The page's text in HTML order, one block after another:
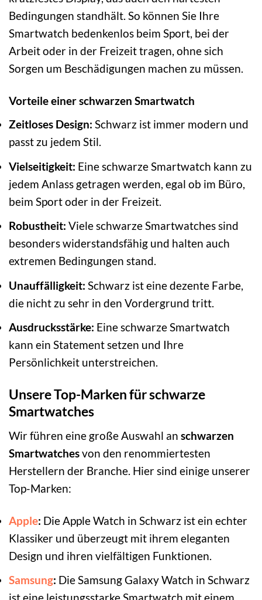
Bedingungen standhält. So können Sie Ihre
Smartwatch bedenkenlos beim Sport, bei der
Arbeit oder in der Freizeit tragen, ohne sich
Sorgen um Beschädigungen machen zu müssen.
Vorteile einer schwarzen Smartwatch
Zeitloses Design: Schwarz ist immer modern und
passt zu jedem Stil.
Vielseitigkeit: Eine schwarze Smartwatch kann zu
jedem Anlass getragen werden, egal ob im Büro,
beim Sport oder in der Freizeit.
Robustheit: Viele schwarze Smartwatches sind
besonders widerstandsfähig und halten auch
extremen Bedingungen stand.
Unauffälligkeit: Schwarz ist eine dezente Farbe,
die nicht zu sehr in den Vordergrund tritt.
Ausdrucksstärke: Eine schwarze Smartwatch
kann ein Statement setzen und Ihre
Persönlichkeit unterstreichen.
Unsere Top-Marken für schwarze
Smartwatches
Wir führen eine große Auswahl an schwarzen
Smartwatchesvon den renommiertesten
Herstellern der Branche. Hier sind einige unserer
Top-Marken:
Apple: Die Apple Watch in Schwarz ist ein echter
Klassiker und überzeugt mit ihrem eleganten
Design und ihren vielfältigen Funktionen.
Samsung: Die Samsung Galaxy Watch in Schwarz